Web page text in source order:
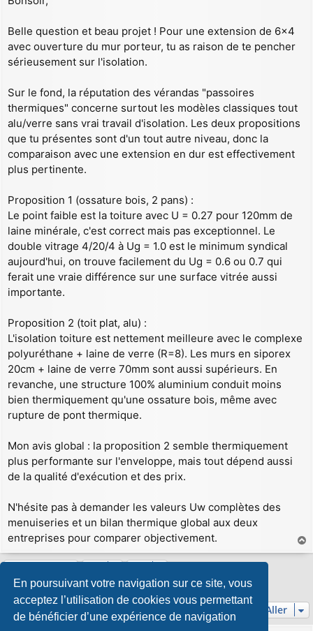
En poursuivant votre navigation sur ce site, vous
acceptez l’utilisation de cookies vous permettant
de bénéficier d’une expérience de navigation
s
g
e
Belle question et beau projet ! Pour une extension de 6x4
avec ouverture du mur porteur, tu as raison de te pencher
sérieusement sur l'isolation.
Sur le fond, la réputation des vérandas "passoires
thermiques" concerne surtout les modèles classiques tout
alu/verre sans vrai travail d'isolation. Les deux propositions
que tu présentes sont d'un tout autre niveau, donc la
comparaison avec une extension en dur est effectivement
plus pertinente.
Proposition 1 (ossature bois, 2 pans) :
Le point faible est la toiture avec U = 0.27 pour 120mm de
laine minérale, c'est correct mais pas exceptionnel. Le
double vitrage 4/20/4 à Ug = 1.0 est le minimum syndical
aujourd'hui, on trouve facilement du Ug = 0.6 ou 0.7 qui
ferait une vraie différence sur une surface vitrée aussi
importante.
Proposition 2 (toit plat, alu) :
L'isolation toiture est nettement meilleure avec le complexe
polyuréthane + laine de verre (R=8). Les murs en siporex
20cm + laine de verre 70mm sont aussi supérieurs. En
revanche, une structure 100% aluminium conduit moins
bien thermiquement qu'une ossature bois, même avec
rupture de pont thermique.
Mon avis global : la proposition 2 semble thermiquement
plus performante sur l'enveloppe, mais tout dépend aussi
de la qualité d'exécution et des prix.
N'hésite pas à demander les valeurs Uw complètes des
menuiseries et un bilan thermique global aux deux
entreprises pour comparer objectivement.
a
5 messages • Page1sur1
Aller